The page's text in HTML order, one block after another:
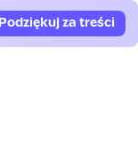
Podziękuj za treści